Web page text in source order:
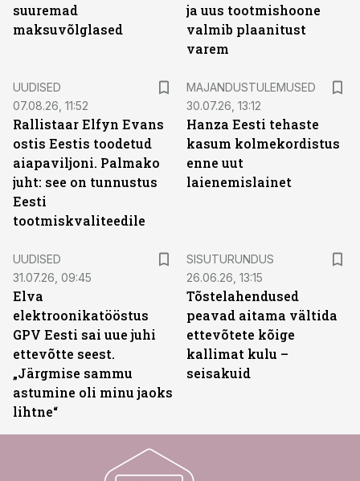
suuremad
maksuvõlglased
ja uus tootmishoone
valmib plaanitust
varem
UUDISED
07.08.26, 11:52
Rallistaar Elfyn Evans
ostis Eestis toodetud
aiapaviljoni. Palmako
juht: see on tunnustus
Eesti
tootmiskvaliteedile
MAJANDUSTULEMUSED
30.07.26, 13:12
Hanza Eesti tehaste
kasum kolmekordistus
enne uut
laienemislainet
UUDISED
31.07.26, 09:45
Elva
elektroonikatööstus
GPV Eesti sai uue juhi
ettevõtte seest.
„Järgmise sammu
astumine oli minu jaoks
lihtne“
SISUTURUNDUS
26.06.26, 13:15
Tõstelahendused
peavad aitama vältida
ettevõtete kõige
kallimat kulu –
seisakuid